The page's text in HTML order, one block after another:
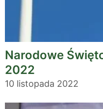
Narodowe
2022
10 listopada 2022